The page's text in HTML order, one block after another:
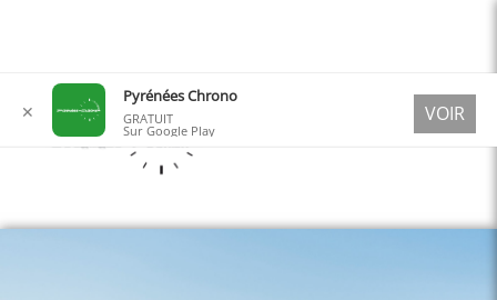
contenu
✕
Pyrénées Chrono
GRATUIT
Sur Google Play
VOIR